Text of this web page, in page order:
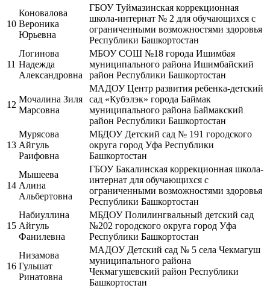
10
Коновалова
Вероника
Юрьевна
ГБОУ Туймазинская коррекционная
школа-интернат № 2 для обучающихся с
ограниченными возможностями здоровья
Республики Башкортостан
11
Логинова
Надежда
Александровна
МБОУ СОШ №18 города Ишимбая
муниципального района Ишимбайский
район Республики Башкортостан
12
Мочалина Зиля
Марсовна
МАДОУ Центр развития ребенка-детский
сад «Кубэлэк» города Баймак
муниципального района Баймакский
район Республики Башкортостан
13
Мурясова
Айгуль
Раифовна
МБДОУ Детский сад № 191 городского
округа город Уфа Республики
Башкортостан
14
Мышеева
Алина
Альбертовна
ГБОУ Бакалинская коррекционная школа-
интернат для обучающихся с
ограниченными возможностями здоровья
Республики Башкортостан
15
Набиуллина
Айгуль
Фанилевна
МБДОУ Полилингвальный детский сад
№202 городского округа город Уфа
Республики Башкортостан
16
Низамова
Гульшат
Ринатовна
МАДОУ Детский сад № 5 села Чекмагуш
муниципального района
Чекмагушевский район Республики
Башкортостан